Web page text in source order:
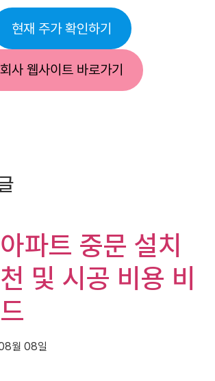
현재 주가 확인하기
회사 웹사이트 바로가기
파트 중문 설치
및 시공 비용 비
월 08일